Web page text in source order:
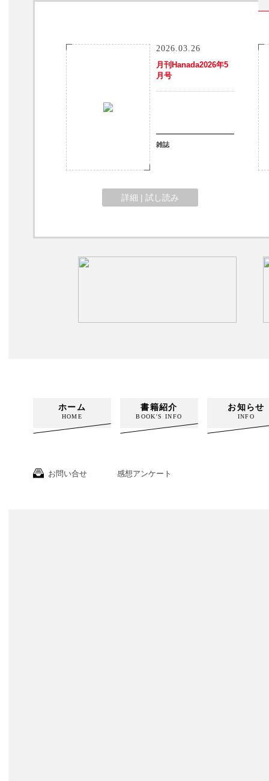
2026.03.26
月刊Hanada2026年5
月号
雑誌
詳細 | 試し読み
お問い合せ 感想アンケート
ホーム
HOME
書籍紹介
BOOK'S INFO
お知らせ
INFO